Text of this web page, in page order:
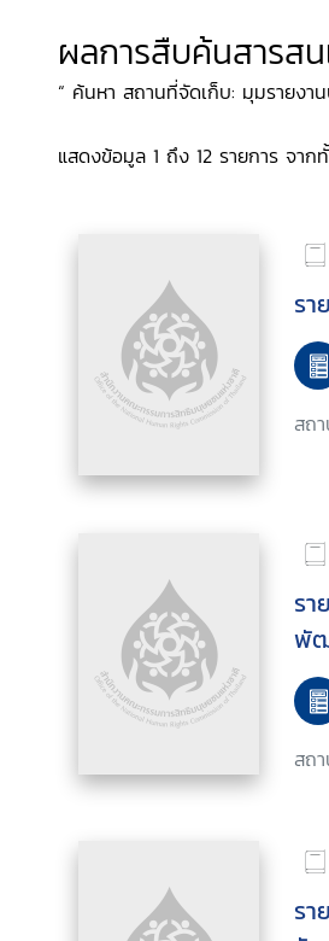
ผลการสืบค้นสารส
“ ค้นหา สถานที่จัดเก็บ: มุมรายงาน
แสดงข้อมูล 1 ถึง 12 รายการ จาก
รา
สถ
รา
พัฒ
สถ
รา